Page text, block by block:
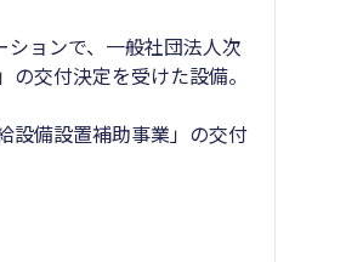
ョンで、一般社団法人次
交付決定を受けた設備。
備設置補助事業」の交付